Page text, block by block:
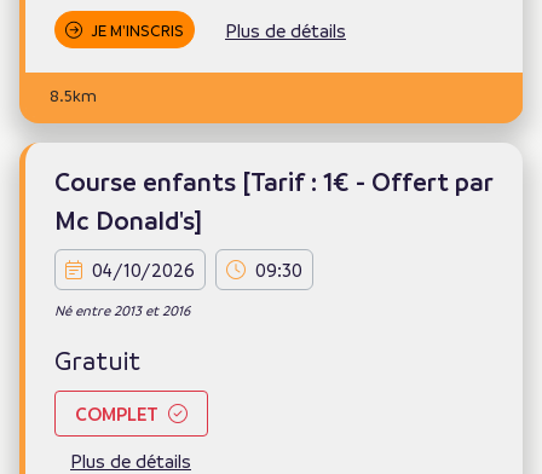
JE M'INSCRIS Plus de détails
8.5km
Course enfants [Tarif : 1€ - Offert par
Mc Donald's]
04/10/2026 09:30
Né entre 2013 et 2016
Gratuit
COMPLET
Plus de détails